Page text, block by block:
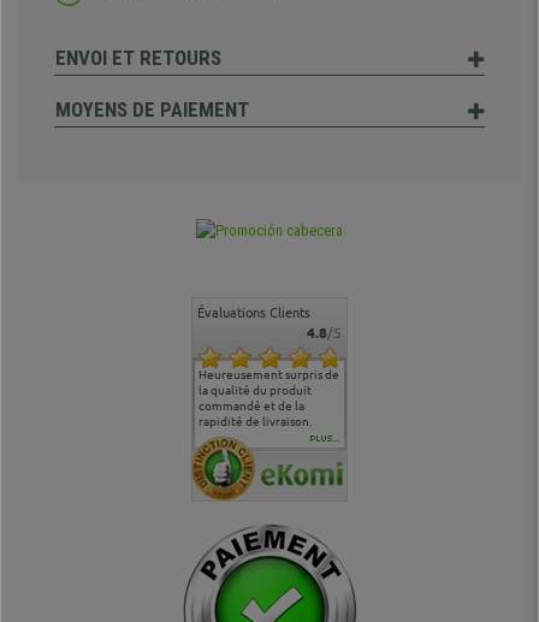
ENVOI ET RETOURS
MOYENS DE PAIEMENT
Évaluations Clients
4.8/5
Heureusement surpris de
la qualité du produit
commandé et de la
rapidité de livraison.
de l'aménagement et ne
regrette pas mon achat.
PLUS...